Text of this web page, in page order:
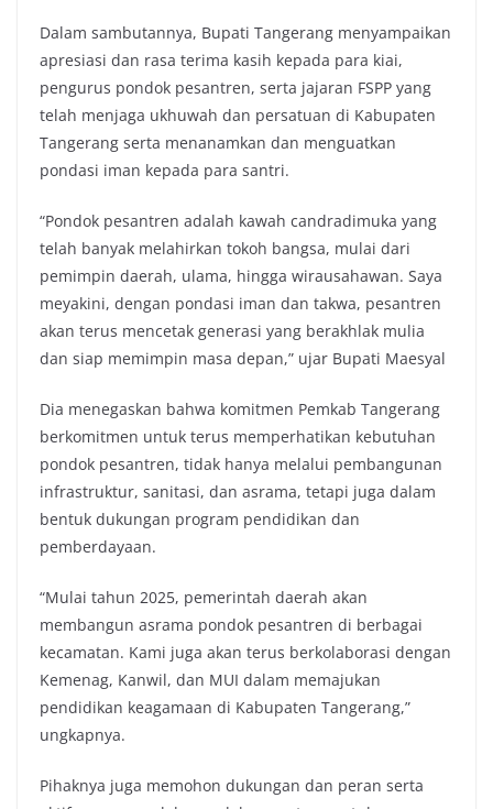
Dalam sambutannya, Bupati Tangerang menyampaikan
apresiasi dan rasa terima kasih kepada para kiai,
pengurus pondok pesantren, serta jajaran FSPP yang
telah menjaga ukhuwah dan persatuan di Kabupaten
Tangerang serta menanamkan dan menguatkan
pondasi iman kepada para santri.
“Pondok pesantren adalah kawah candradimuka yang
telah banyak melahirkan tokoh bangsa, mulai dari
pemimpin daerah, ulama, hingga wirausahawan. Saya
meyakini, dengan pondasi iman dan takwa, pesantren
akan terus mencetak generasi yang berakhlak mulia
dan siap memimpin masa depan,” ujar Bupati Maesyal
Dia menegaskan bahwa komitmen Pemkab Tangerang
berkomitmen untuk terus memperhatikan kebutuhan
pondok pesantren, tidak hanya melalui pembangunan
infrastruktur, sanitasi, dan asrama, tetapi juga dalam
bentuk dukungan program pendidikan dan
pemberdayaan.
“Mulai tahun 2025, pemerintah daerah akan
membangun asrama pondok pesantren di berbagai
kecamatan. Kami juga akan terus berkolaborasi dengan
Kemenag, Kanwil, dan MUI dalam memajukan
pendidikan keagamaan di Kabupaten Tangerang,”
ungkapnya.
Pihaknya juga memohon dukungan dan peran serta